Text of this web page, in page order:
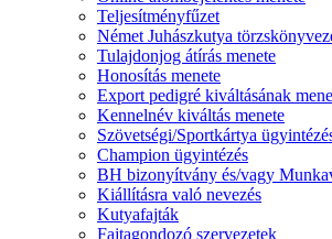
Teljesítményfűzet
Német Juhászkutya
Tulajdonjog átírás menete
Honosítás menete
Export pedigré kiváltásának
Kennelnév kiváltás menete
Szövetségi/Sportkártya
Champion ügyintézés
BH bizonyítvány és/vagy
Kiállításra való nevezés
Kutyafajták
Fajtagondozó szervezetek